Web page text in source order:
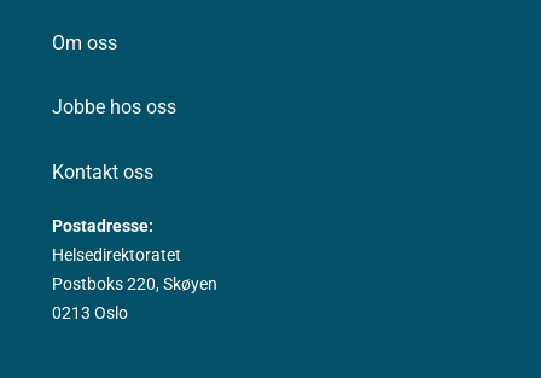
Om oss
Jobbe hos oss
Kontakt oss
Postadresse:
Helsedirektoratet
Postboks 220, Skøyen
0213 Oslo